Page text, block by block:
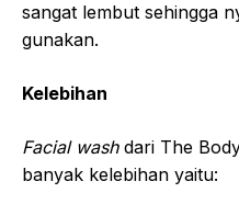
sangat lembut sehingga
gunakan.
Kelebihan
Facial washdari The
banyak kelebihan yaitu: